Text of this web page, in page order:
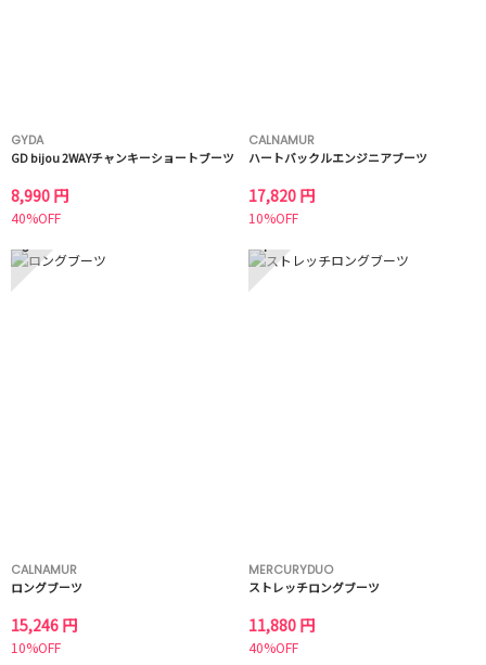
GYDA
GD bijou 2WAYチャンキーショートブーツ
8,990 円
40%OFF
CALNAMUR
ハートバックルエンジニアブーツ
17,820 円
10%OFF
3
CALNAMUR
ロングブーツ
15,246 円
10%OFF
4
MERCURYDUO
ストレッチロングブーツ
11,880 円
40%OFF